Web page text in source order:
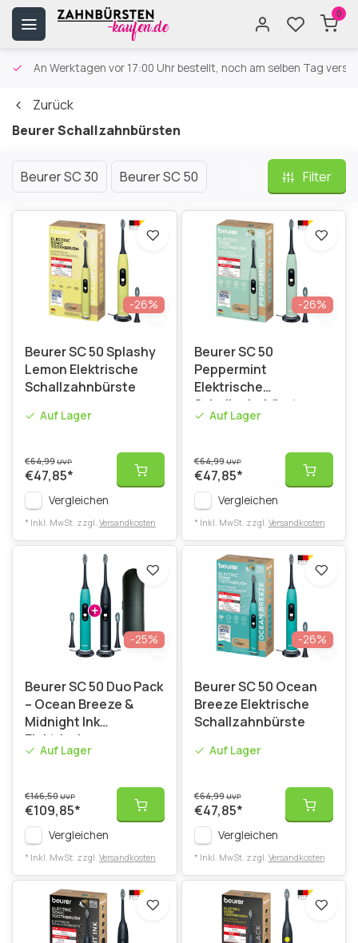
0
An Werktagen vor 17:00 Uhr bestellt, noch am selben Tag
Zurück
Beurer Schallzahnbürsten
Beurer SC 30 Beurer SC 50 Filter
-26%
Beurer SC 50 Splashy
Lemon Elektrische
Schallzahnbürste
Auf Lager
€64,99UVP
€47,85*
Vergleichen
* Inkl. MwSt. zzgl. Versandkosten
-26%
Beurer SC 50
Peppermint
Elektrische
Schallzahnbürste
Auf Lager
€64,99UVP
€47,85*
Vergleichen
* Inkl. MwSt. zzgl. Versandkosten
-25%
Beurer SC 50 Duo Pack
– Ocean Breeze &
Midnight Ink
Elektrische
Schallzahnbürsten
Auf Lager
€146,50UVP
€109,85*
Vergleichen
* Inkl. MwSt. zzgl. Versandkosten
-26%
Beurer SC 50 Ocean
Breeze Elektrische
Schallzahnbürste
Auf Lager
€64,99UVP
€47,85*
Vergleichen
* Inkl. MwSt. zzgl. Versandkosten